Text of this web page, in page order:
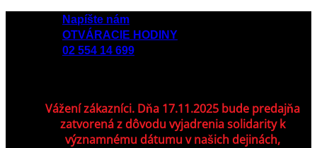
Napíšte nám
OTVÁRACIE HODINY
02 554 14 699
Vážení zákazníci. Dňa 17.11.2025 bude predajňa
zatvorená z dôvodu vyjadrenia solidarity k
významnému dátumu v našich dejinách,